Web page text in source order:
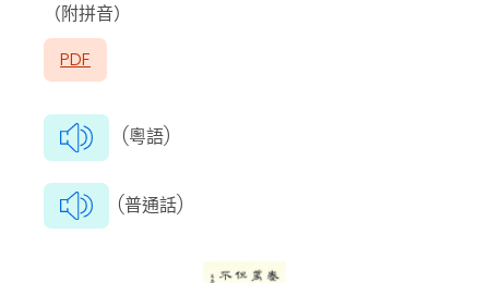
（附拼音）
PDF
(粵語)
(普通話)